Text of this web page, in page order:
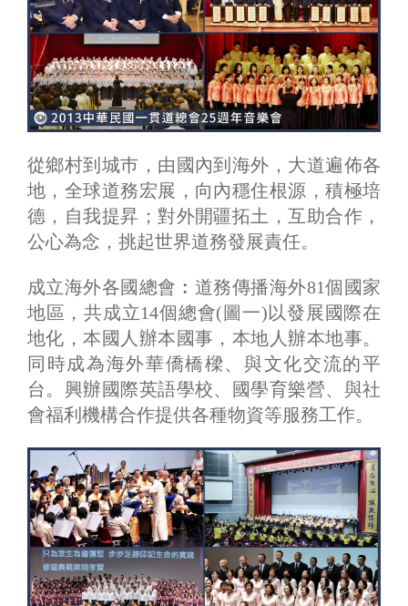
從鄉村到城巿，由國內到海外，大道遍佈各
地，全球道務宏展，向內穩住根源，積極培
德，自我提昇；對外開疆拓土，互助合作，
公心為念，挑起世界道務發展責任。
成立海外各國總會︰道務傳播海外81個國家
地區，共成立14個總會(圖一)以發展國際在
地化，本國人辦本國事，本地人辦本地事。
同時成為海外華僑橋樑、與文化交流的平
台。興辦國際英語學校、國學育樂營、與社
會福利機構合作提供各種物資等服務工作。